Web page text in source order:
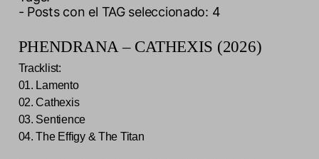
- Posts con el TAG seleccionado: 4
PHENDRANA – CATHEXIS (2026)
Tracklist:
01. Lamento
02. Cathexis
03. Sentience
04. The Effigy & The Titan